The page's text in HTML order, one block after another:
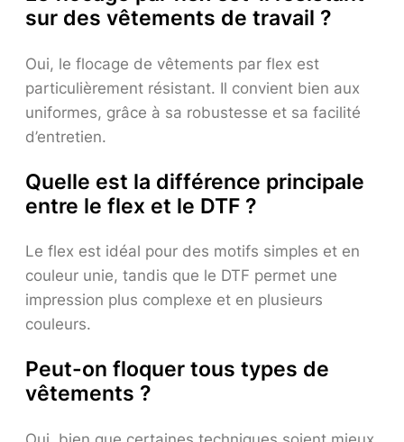
sur des vêtements de travail ?
Oui, le flocage de vêtements par flex est
particulièrement résistant. Il convient bien aux
uniformes, grâce à sa robustesse et sa facilité
d’entretien.
Quelle est la différence principale
entre le flex et le DTF ?
Le flex est idéal pour des motifs simples et en
couleur unie, tandis que le DTF permet une
impression plus complexe et en plusieurs
couleurs.
Peut-on floquer tous types de
vêtements ?